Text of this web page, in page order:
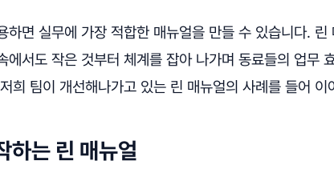
하면 실무에 가장 적합한 매뉴얼을 만들 수 있습니다. 린
에서도 작은 것부터 체계를 잡아 나가며 동료들의 업무
희 팀이 개선해나가고 있는 린 매뉴얼의 사례를 들어 이
하는 린 매뉴얼